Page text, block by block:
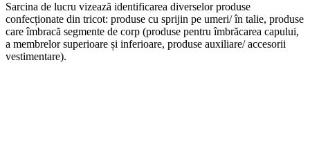
Sarcina de lucru vizează identificarea diverselor produse
confecționate din tricot: produse cu sprijin pe umeri/ în talie, produse
care îmbracă segmente de corp (produse pentru îmbrăcarea capului,
a membrelor superioare și inferioare, produse auxiliare/ accesorii
vestimentare).